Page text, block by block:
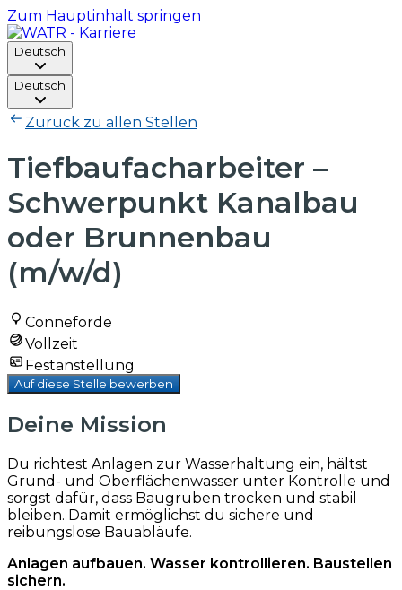
Zum Hauptinhalt springen
Deutsch
Deutsch
Zurück zu allen Stellen
Tiefbaufacharbeiter –
Schwerpunkt Kanalbau
oder Brunnenbau
(m/w/d)
Conneforde
Vollzeit
Festanstellung
Auf diese Stelle bewerben
Deine Mission
Du richtest Anlagen zur Wasserhaltung ein, hältst
Grund- und Oberflächenwasser unter Kontrolle und
sorgst dafür, dass Baugruben trocken und stabil
bleiben. Damit ermöglichst du sichere und
reibungslose Bauabläufe.
Anlagen aufbauen. Wasser kontrollieren. Baustellen
sichern.